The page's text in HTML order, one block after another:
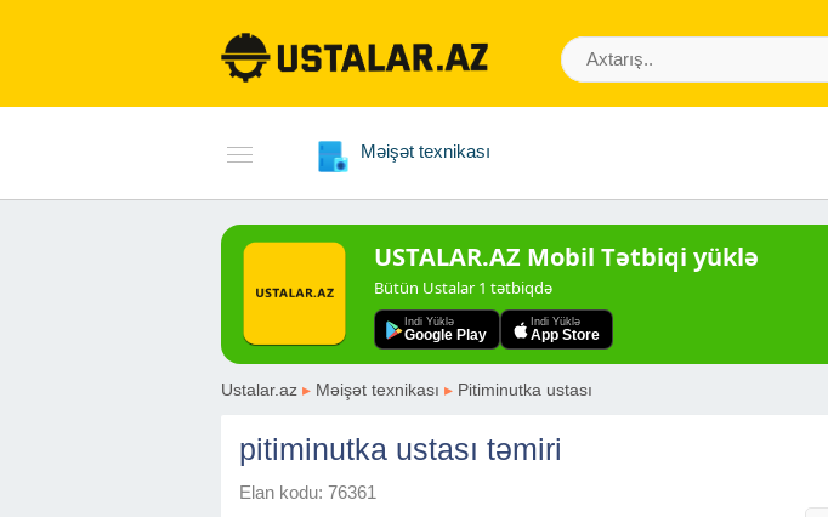
Məişət texnikası
USTALAR.AZ Mobil Tətbiqi yüklə
Bütün Ustalar 1 tətbiqdə
Indi Yüklə
Google Play
Indi Yüklə
App Store
Ustalar.az ▸ Məişət texnikası ▸ Pitiminutka ustası
pitiminutka ustası təmiri
Elan kodu: 76361